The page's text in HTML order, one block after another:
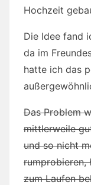
Hochzeit
Die Idee fand
da im
hatte ich das
Das Problem
mittlerweile
und so nicht
rumprobieren,
zum Laufen